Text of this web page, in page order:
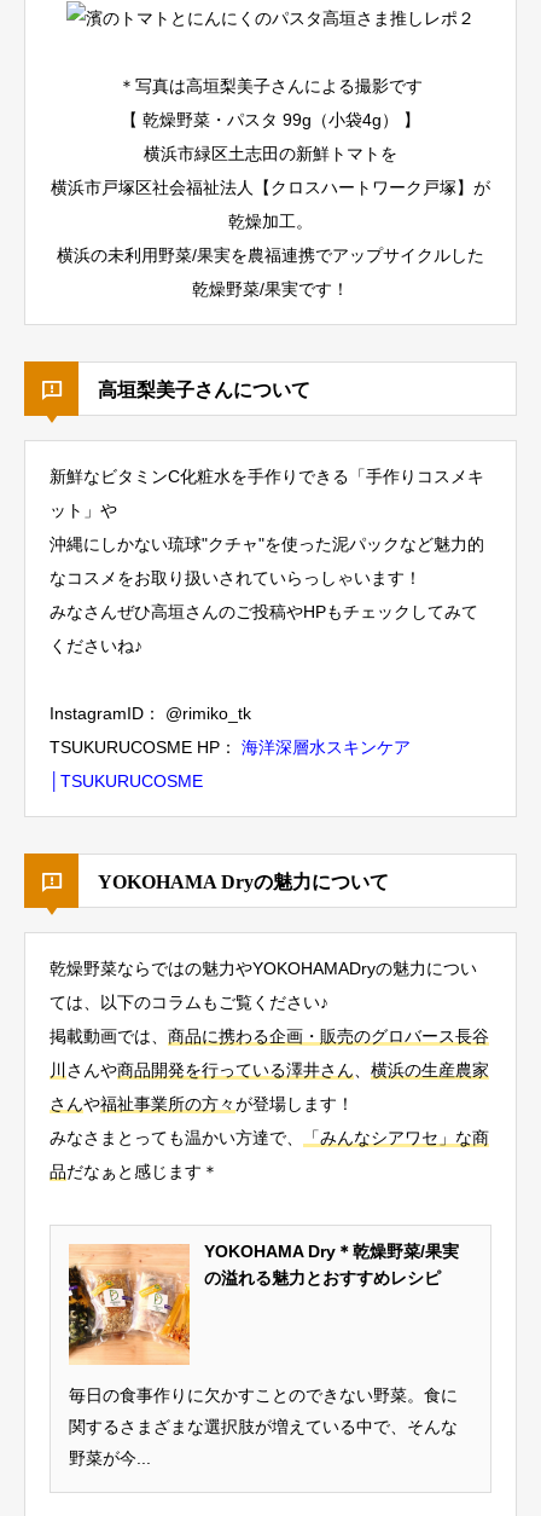
＊写真は高垣梨美子さんによる撮影です
【 乾燥野菜・パスタ 99g（小袋4g） 】
横浜市緑区土志田の新鮮トマトを
横浜市戸塚区社会福祉法人【クロスハートワーク戸塚】が
乾燥加工。
横浜の未利用野菜/果実を農福連携でアップサイクルした
乾燥野菜/果実です！
高垣梨美子さんについて
新鮮なビタミンC化粧水を手作りできる「手作りコスメキ
ット」や
沖縄にしかない琉球"クチャ"を使った泥パックなど魅力的
なコスメをお取り扱いされていらっしゃいます！
みなさんぜひ高垣さんのご投稿やHPもチェックしてみて
くださいね♪
InstagramID： @rimiko_tk
TSUKURUCOSME HP： 海洋深層水スキンケア
│TSUKURUCOSME
YOKOHAMA Dryの魅力について
乾燥野菜ならではの魅力やYOKOHAMADryの魅力につい
ては、以下のコラムもご覧ください♪
掲載動画では、 商品に携わる企画・販売のグロバース長谷
川 さんや商品開発を行っている澤井さん
横浜の生産農家
さんや福祉事業所の方々が登場します！
みなさまとっても温かい方達で、
「みんなシアワセ」な商
品だなぁと感じます＊
YOKOHAMA Dry＊乾燥野菜/果実
の溢れる魅力とおすすめレシピ
毎日の食事作りに欠かすことのできない野菜。食に
関するさまざまな選択肢が増えている中で、そんな
野菜が今...